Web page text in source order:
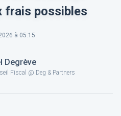
frais possibles
à 05:15
Degrève
Fiscal @ Deg & Partners